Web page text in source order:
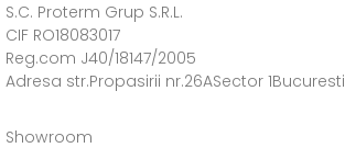
S.C. Proterm Grup S.R.L.
CIF RO18083017
Reg.com J40/18147/2005
Adresa str.Propasirii nr.26ASector 1Bucuresti
Showroom